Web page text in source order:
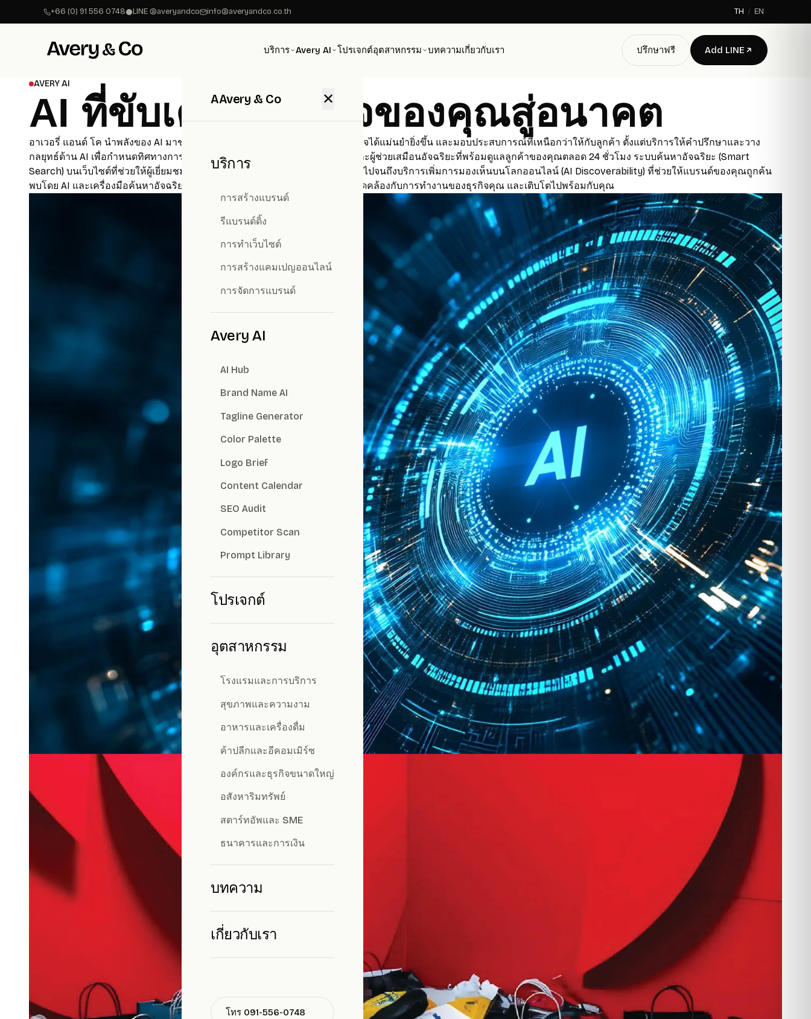
+66 (0) 91 556 0748 LINE @averyandco info@averyandco.co.th TH / EN
บริการ Avery AI โปรเจกต์อุตสาหกรรม บทความเกี่ยวกับเรา ปรึกษาฟรี Add LINE
AAvery & Co ✕
บริการ
การสร้างแบรนด์
รีแบรนด์ดิ้ง
การทำเว็บไซต์
การสร้างแคมเปญออนไลน์
การจัดการแบรนด์
Avery AI
AI Hub
Brand Name AI
Tagline Generator
Color Palette
Logo Brief
Content Calendar
SEO Audit
Competitor Scan
Prompt Library
โปรเจกต์
อุตสาหกรรม
โรงแรมและการบริการ
สุขภาพและความงาม
อาหารและเครื่องดื่ม
ค้าปลีกและอีคอมเมิร์ซ
องค์กรและธุรกิจขนาดใหญ่
อสังหาริมทรัพย์
สตาร์ทอัพและ SME
ธนาคารและการเงิน
บทความ
เกี่ยวกับเรา
โทร 091-556-0748
AVERY AI
AI ที่ขับเคลื่อนธุรกิจของคุณสู่อนาคต
อาเวอรี่ แอนด์ โค นำพลังของ AI มาช่วยให้องค์กรชั้นนำเพิ่มประสิทธิภาพ ตัดสินใจได้แม่นยำยิ่งขึ้น และมอบประสบการณ์ที่เหนือกว่าให้กับลูกค้า ตั้งแต่บริการให้คำปรึกษาและวาง
กลยุทธ์ด้าน AI เพื่อกำหนดทิศทางการนำไปใช้อย่างชัดเจน การพัฒนาแชทบอทและผู้ช่วยเสมือนอัจฉริยะที่พร้อมดูแลลูกค้าของคุณตลอด 24 ชั่วโมง ระบบค้นหาอัจฉริยะ (Smart
Search) บนเว็บไซต์ที่ช่วยให้ผู้เยี่ยมชมพบสิ่งที่ต้องการได้อย่างรวดเร็วและแม่นยำ ไปจนถึงบริการเพิ่มการมองเห็นบนโลกออนไลน์ (AI Discoverability) ที่ช่วยให้แบรนด์ของคุณถูกค้น
พบโดย AI และเครื่องมือค้นหาอัจฉริยะได้รวดเร็วยิ่งขึ้น เราออกแบบโซลูชันให้สอดคล้องกับการทำงานของธุรกิจคุณ และเติบโตไปพร้อมกับคุณ